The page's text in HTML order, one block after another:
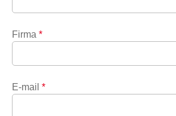
Firma *
E-mail *